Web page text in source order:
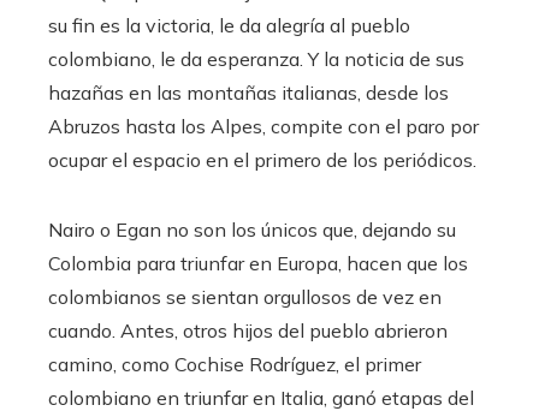
su fin es la victoria, le da alegría al pueblo
colombiano, le da esperanza. Y la noticia de sus
hazañas en las montañas italianas, desde los
Abruzos hasta los Alpes, compite con el paro por
ocupar el espacio en el primero de los periódicos.
Nairo o Egan no son los únicos que, dejando su
Colombia para triunfar en Europa, hacen que los
colombianos se sientan orgullosos de vez en
cuando. Antes, otros hijos del pueblo abrieron
camino, como Cochise Rodríguez, el primer
colombiano en triunfar en Italia, ganó etapas del